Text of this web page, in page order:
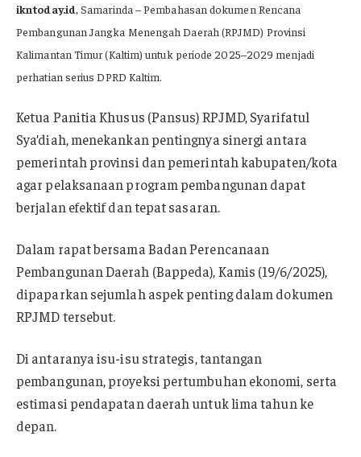
ikntoday.id, Samarinda – Pembahasan dokumen Rencana
Pembangunan Jangka Menengah Daerah (RPJMD) Provinsi
Kalimantan Timur (Kaltim) untuk periode 2025–2029 menjadi
perhatian serius DPRD Kaltim.
Ketua Panitia Khusus (Pansus) RPJMD, Syarifatul
Sya’diah, menekankan pentingnya sinergi antara
pemerintah provinsi dan pemerintah kabupaten/kota
agar pelaksanaan program pembangunan dapat
berjalan efektif dan tepat sasaran.
Dalam rapat bersama Badan Perencanaan
Pembangunan Daerah (Bappeda), Kamis (19/6/2025),
dipaparkan sejumlah aspek penting dalam dokumen
RPJMD tersebut.
Di antaranya isu-isu strategis, tantangan
pembangunan, proyeksi pertumbuhan ekonomi, serta
estimasi pendapatan daerah untuk lima tahun ke
depan.